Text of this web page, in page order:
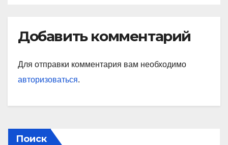
Добавить комментарий
Для отправки комментария вам необходимо
авторизоваться.
Поиск